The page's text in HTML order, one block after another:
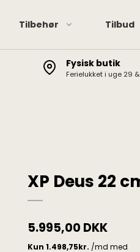
Tilbehør
XP
Tilbud
Fysisk butik
Ferielukket i uge 29
XP Deus 22
5.995,00 DKK